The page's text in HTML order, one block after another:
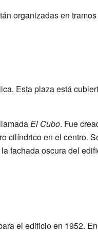
organizadas en
Esta plaza está
El Cubo. Fue
cilíndrico en el centro.
fachada oscura del
el edificio en 1952.